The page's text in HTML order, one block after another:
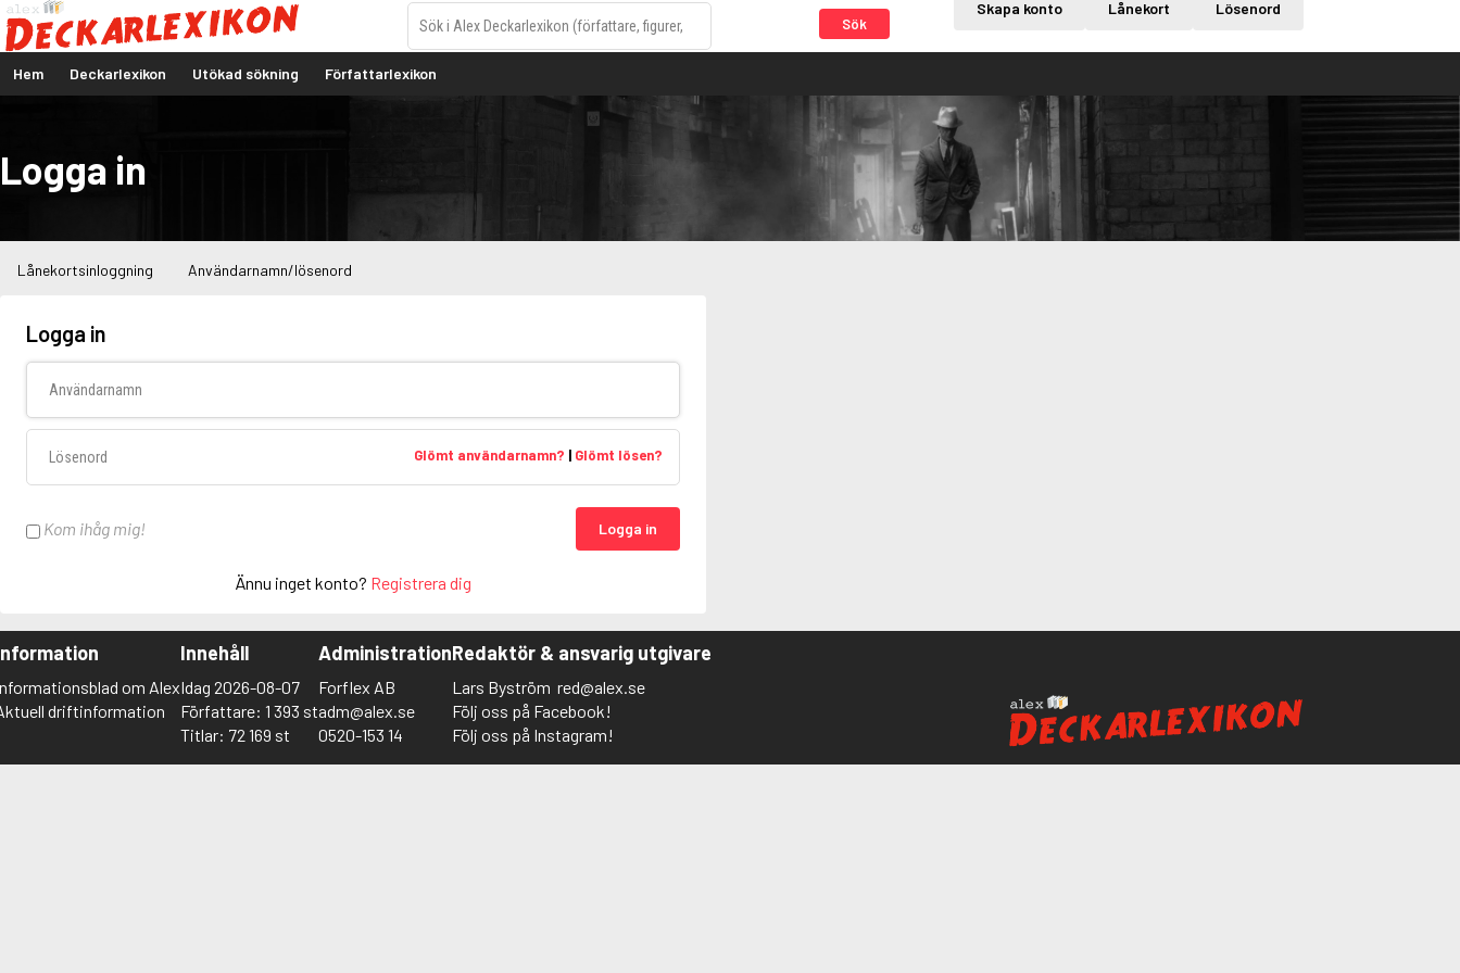
Sök
Skapa konto Lånekort Lösenord
Hem Deckarlexikon Utökad sökning Författarlexikon
Logga in
Lånekortsinloggning Användarnamn/lösenord
Logga in
Glömt användarnamn? | Glömt lösen?
Kom ihåg mig! Logga in
Ännu inget konto? Registrera dig
om Alex
driftinformation
Innehåll
Idag 2026-08-07
Författare: 1 393 st
Titlar: 72 169 st
Administration
Forflex AB
adm@alex.se
0520-153 14
Redaktör & ansvarig utgivare
Lars Byström red@alex.se
Följ oss på Facebook!
Följ oss på Instagram!